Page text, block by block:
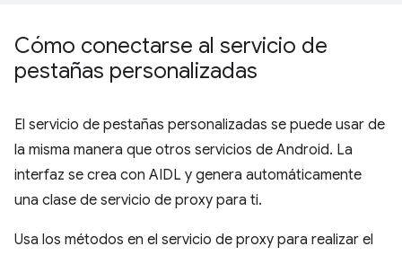
Cómo conectarse al servicio de
pestañas personalizadas
El servicio de pestañas personalizadas se puede usar de
la misma manera que otros servicios de Android. La
interfaz se crea con AIDL y genera automáticamente
una clase de servicio de proxy para ti.
Usa los métodos en el servicio de proxy para realizar el